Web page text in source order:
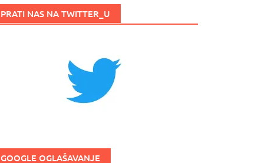
PRATI NAS NA TWITTER_U
GOOGLE OGLAŠAVANJE